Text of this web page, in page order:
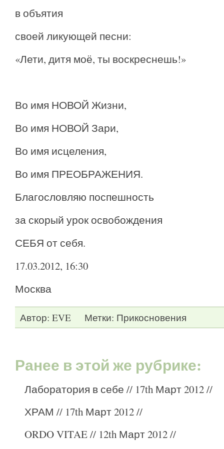
в объятия
своей ликующей песни:
«Лети, дитя моё, ты воскреснешь!»
Во имя НОВОЙ Жизни,
Во имя НОВОЙ Зари,
Во имя исцеления,
Во имя ПРЕОБРАЖЕНИЯ.
Благословляю поспешность
за скорый урок освобождения
СЕБЯ от себя.
17.03.2012, 16:30
Москва
Автор: EVE Метки: Прикосновения
Ранее в этой же рубрике:
Лаборатория в себе // 17th Март 2012 //
ХРАМ // 17th Март 2012 //
ORDO VITAE// 12th Март 2012 //